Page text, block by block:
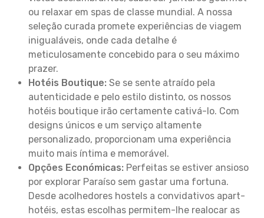
ou relaxar em spas de classe mundial. A nossa
seleção curada promete experiências de viagem
inigualáveis, onde cada detalhe é
meticulosamente concebido para o seu máximo
prazer.
Hotéis Boutique: Se se sente atraído pela
autenticidade e pelo estilo distinto, os nossos
hotéis boutique irão certamente cativá-lo. Com
designs únicos e um serviço altamente
personalizado, proporcionam uma experiência
muito mais íntima e memorável.
Opções Económicas: Perfeitas se estiver ansioso
por explorar Paraíso sem gastar uma fortuna.
Desde acolhedores hostels a convidativos apart-
hotéis, estas escolhas permitem-lhe realocar as